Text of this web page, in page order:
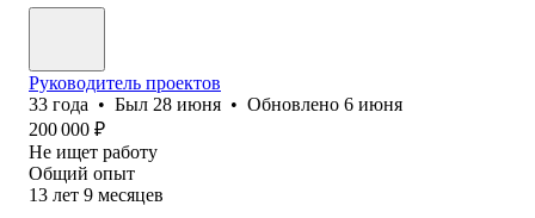
Руководитель проектов
33 года • Был 28 июня • Обновлено 6 июня
200 000 ₽
Не ищет работу
Общий опыт
13 лет 9 месяцев